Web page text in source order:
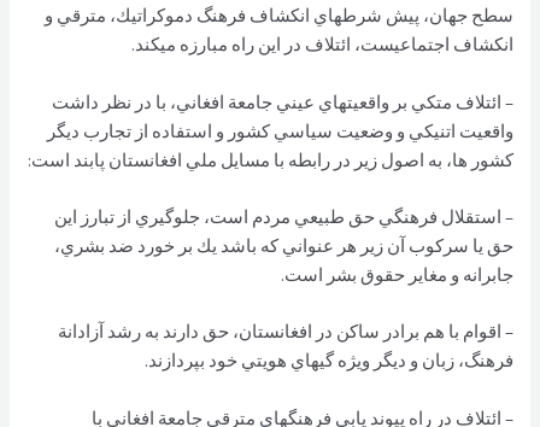
سطح جهان، پيش شرطهاي انكشاف فرهنگ دموكراتيك، مترقي و
انكشاف اجتماعيست، ائتلاف در اين راه مبارزه ميكند.
– ائتلاف متكي بر واقعيتهاي عيني جامعة افغاني، با در نظر داشت
واقعيت اتنيكي و وضعيت سياسي كشور و استفاده از تجارب ديگر
كشور ها، به اصول زير در رابطه با مسايل ملي افغانستان پابند است:
– استقلال فرهنگي حق طبيعي مردم است، جلوگيري از تبارز اين
حق يا سركوب آن زير هر عنواني كه باشد يك بر خورد ضد بشري،
جابرانه و مغاير حقوق بشر است.
– اقوام با هم برادر ساكن در افغانستان، حق دارند به رشد آزادانة
فرهنگ، زبان و ديگر ويژه گيهاي هويتي خود بپردازند.
– ائتلاف در راه پيوند يابي فرهنگهاي مترقي جامعة افغاني با